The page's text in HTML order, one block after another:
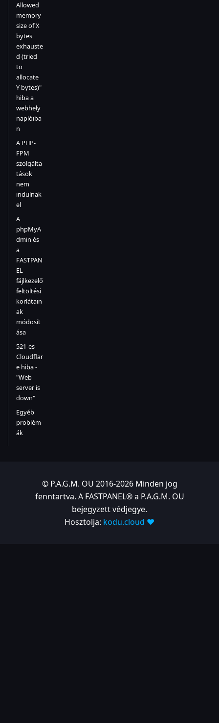
Allowed
memory
size of X
bytes
exhauste
d (tried
to
allocate
Y bytes)"
hiba a
webhely
naplóiba
n
A PHP-
FPM
szolgálta
tások
nem
indulnak
el
A
phpMyA
dmin és
a
FASTPAN
EL
fájlkezelő
feltöltési
korlátain
ak
módosít
ása
521-es
Cloudflar
e hiba -
"Web
server is
down"
Egyéb
problém
ák
© P.A.G.M. OU 2016-2026 Minden jog
fenntartva. A FASTPANEL® a P.A.G.M. OU
bejegyzett védjegye.
Hosztolja: kodu.cloud ❤️